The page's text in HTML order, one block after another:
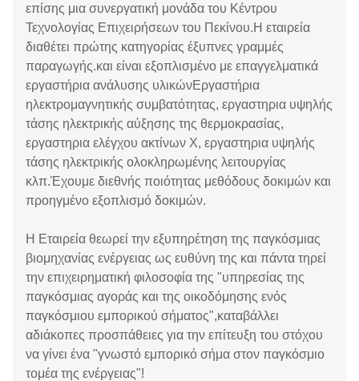
επίσης μια συνεργατική μονάδα του Κέντρου
Τεχνολογίας Επιχειρήσεων του Πεκίνου.Η εταιρεία
διαθέτει πρώτης κατηγορίας έξυπνες γραμμές
παραγωγής.και είναι εξοπλισμένο με επαγγελματικά
εργαστήρια ανάλυσης υλικώνΕργαστήρια
ηλεκτρομαγνητικής συμβατότητας, εργαστηρια υψηλής
τάσης ηλεκτρικής αύξησης της θερμοκρασίας,
εργαστηρια ελέγχου ακτίνων Χ, εργαστηρια υψηλής
τάσης ηλεκτρικής ολοκληρωμένης λειτουργίας
κλπ.Έχουμε διεθνής ποιότητας μεθόδους δοκιμών και
προηγμένο εξοπλισμό δοκιμών.
Η Εταιρεία θεωρεί την εξυπηρέτηση της παγκόσμιας
βιομηχανίας ενέργειας ως ευθύνη της και πάντα τηρεί
την επιχειρηματική φιλοσοφία της "υπηρεσίας της
παγκόσμιας αγοράς και της οικοδόμησης ενός
παγκόσμιου εμπορικού σήματος",καταβάλλει
αδιάκοπες προσπάθειες για την επίτευξη του στόχου
να γίνει ένα "γνωστό εμπορικό σήμα στον παγκόσμιο
τομέα της ενέργειας"!